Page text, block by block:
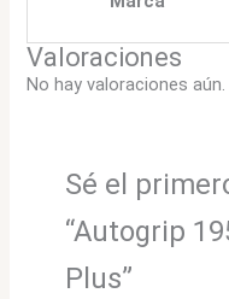
Valoraciones
No hay valoraciones aún.
Sé el
“Autogrip
Plus”